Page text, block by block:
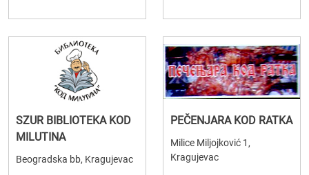
SZUR BIBLIOTEKA KOD
MILUTINA
Beogradska bb, Kragujevac
PEČENJARA KOD RATKA
Milice Miljojković 1,
Kragujevac